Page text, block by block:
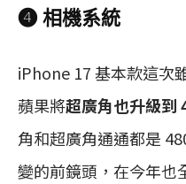
❹ 相機系統
iPhone 17 基本款這次
蘋果將超廣角也升級到
角和超廣角通通都是
變的前鏡頭，在今年也